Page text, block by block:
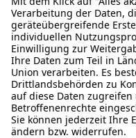
ÜBER DIESE SEITE
ALDI TALK WEBSHOP
ALDI TALK MOBILFUNK
HILFE-THEMEN
ALDI SERVICES